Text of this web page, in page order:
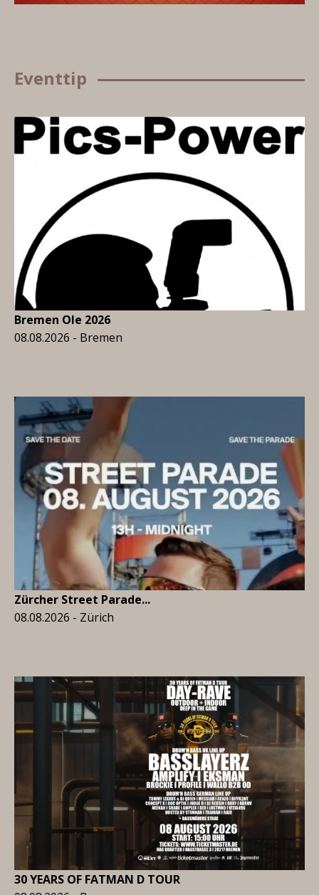
Eventtip
Bremen Ole 2026
08.08.2026 - Bremen
Zürcher Street Parade...
08.08.2026 - Zürich
30 YEARS OF FATMAN D TOUR